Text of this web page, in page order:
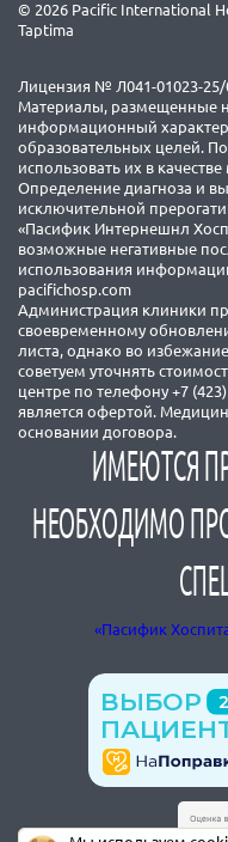
© 2026 Pacific International
Taptima
Лицензия № Л041-01023-25/
Материалы, размещенные
информационный
образовательных целей.
использовать их в
Определение диагноза и
исключительной
«Пасифик Интернешнл
возможные негативные
использования
pacifichosp.com
Администрация клиники
своевременному
листа, однако во
советуем уточнять
центре по телефону +7
является офертой.
основании договора.
ИМЕЮТСЯ
НЕОБХОДИМО
«Пасифик